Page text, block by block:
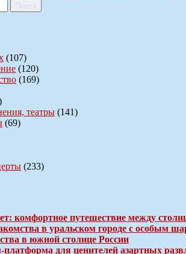
Поиск
(107)
(120)
(169)
театры (141)
(69)
(233)
комфортное путешествие между
в уральском городе с особым
в южной столице России
для ценителей азартных